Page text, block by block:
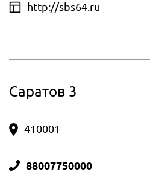
http://sbs64.ru
Саратов 3
410001
88007750000